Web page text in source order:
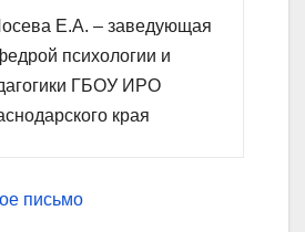
Е.А. – заведующая
психологии и
ГБОУ ИРО
края
письмо